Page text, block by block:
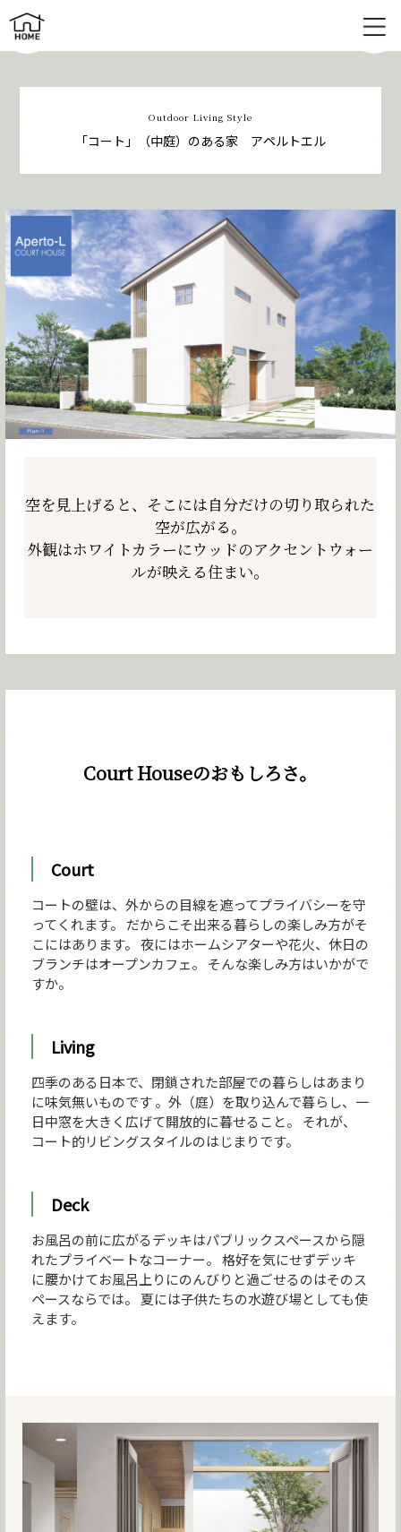
「コート」（中庭）のある家 | アペルトエル
Outdoor Living Style
「コート」（中庭）のある家 アペルトエル
空を見上げると、そこには自分だけの切り取られた
空が広がる。
外観はホワイトカラーにウッドのアクセントウォー
ルが映える住まい。
Court Houseのおもしろさ。
Court
コートの壁は、外からの目線を遮ってプライバシーを守
ってくれます。 だからこそ出来る暮らしの楽しみ方がそ
こにはあります。 夜にはホームシアターや花火、休日の
ブランチはオープンカフェ。 そんな楽しみ方はいかがで
すか。
Living
四季のある日本で、閉鎖された部屋での暮らしはあまり
に味気無いものです 。外（庭）を取り込んで暮らし、一
日中窓を大きく広げて開放的に暮せること。 それが、
コート的リビングスタイルのはじまりです。
Deck
お風呂の前に広がるデッキはパブリックスペースから隠
れたプライベートなコーナー。 格好を気にせずデッキ
に腰かけてお風呂上りにのんびりと過ごせるのはそのス
ペースならでは。 夏には子供たちの水遊び場としても使
えます。